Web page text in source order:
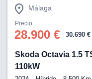
sociosMálaga
Precio
28.900 € 30.690 €
Skoda Octavia 1.5
110kW